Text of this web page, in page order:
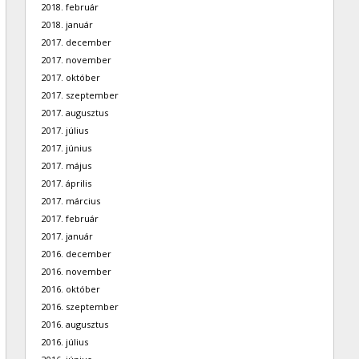
2018. február
2018. január
2017. december
2017. november
2017. október
2017. szeptember
2017. augusztus
2017. július
2017. június
2017. május
2017. április
2017. március
2017. február
2017. január
2016. december
2016. november
2016. október
2016. szeptember
2016. augusztus
2016. július